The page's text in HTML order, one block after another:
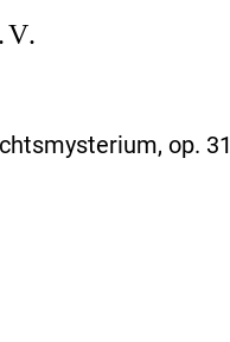
op. 31